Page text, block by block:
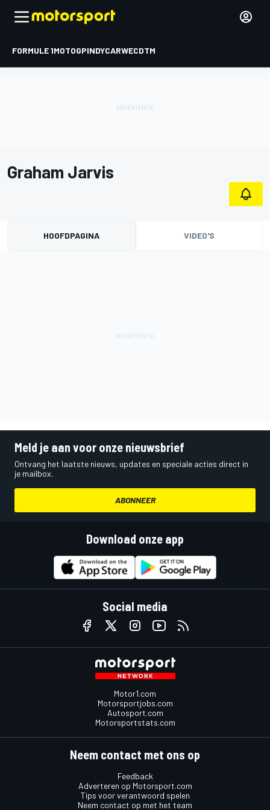
FORMULE 1MOTOGPINDYCARWECDTM
Graham Jarvis
HOOFDPAGINA VIDEO'S
Meld je aan voor onze nieuwsbrief
Ontvang het laatste nieuws, updates en speciale acties direct in
je mailbox.
ABONNEER
Download onze app
Social media
Motor1.com
Motorsportjobs.com
Autosport.com
Motorsportstats.com
Neem contact met ons op
Feedback
Adverteren op Motorsport.com
Tips voor verantwoord spelen
Neem contact op met het team